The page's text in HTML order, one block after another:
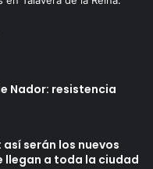
Nador: resistencia
serán los nuevos
a toda la ciudad